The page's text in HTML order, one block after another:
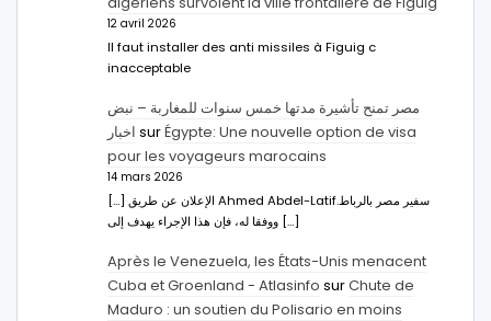
12 avril 2026
Il faut installer des anti missiles à Figuig c
inacceptable
مصر تمنح تأشيرة مدتها خمس سنوات للمغاربة – نبض
اخبار surÉgypte: Une nouvelle option de visa
pour les voyageurs marocains
14 mars 2026
[…] الإعلان عن طريق Ahmed Abdel-Latifسفير مصر بالرباط.
ووفقا له، فإن هذا الإجراء يهدف إلى […]
Après le Venezuela, les États-Unis menacent
Cuba et Groenland - Atlasinfo surChute de
Maduro : un soutien du Polisario en moins